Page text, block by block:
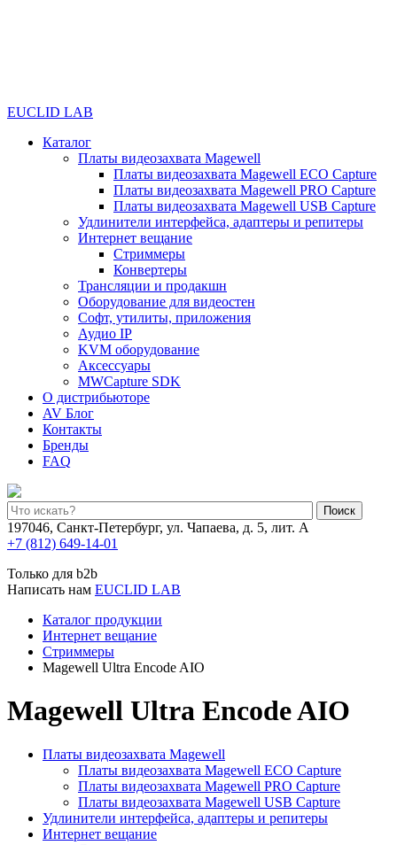
EUCLID LAB
Каталог
Платы видеозахвата Magewell
Платы видеозахвата Magewell ECO Capture
Платы видеозахвата Magewell PRO Capture
Платы видеозахвата Magewell USB Capture
Удлинители интерфейса, адаптеры и репитеры
Интернет вещание
Стриммеры
Конвертеры
Трансляции и продакшн
Оборудование для видеостен
Софт, утилиты, приложения
Аудио IP
KVM оборудование
Аксессуары
MWCapture SDK
О дистрибьюторе
AV Блог
Контакты
Бренды
FAQ
Поиск
197046, Санкт-Петербург, ул. Чапаева, д. 5, лит. А
+7 (812) 649-14-01
Только для b2b
Написать нам EUCLID LAB
Каталог продукции
Интернет вещание
Стриммеры
Magewell Ultra Encode AIO
Magewell Ultra Encode AIO
Платы видеозахвата Magewell
Платы видеозахвата Magewell ECO Capture
Платы видеозахвата Magewell PRO Capture
Платы видеозахвата Magewell USB Capture
Удлинители интерфейса, адаптеры и репитеры
Интернет вещание